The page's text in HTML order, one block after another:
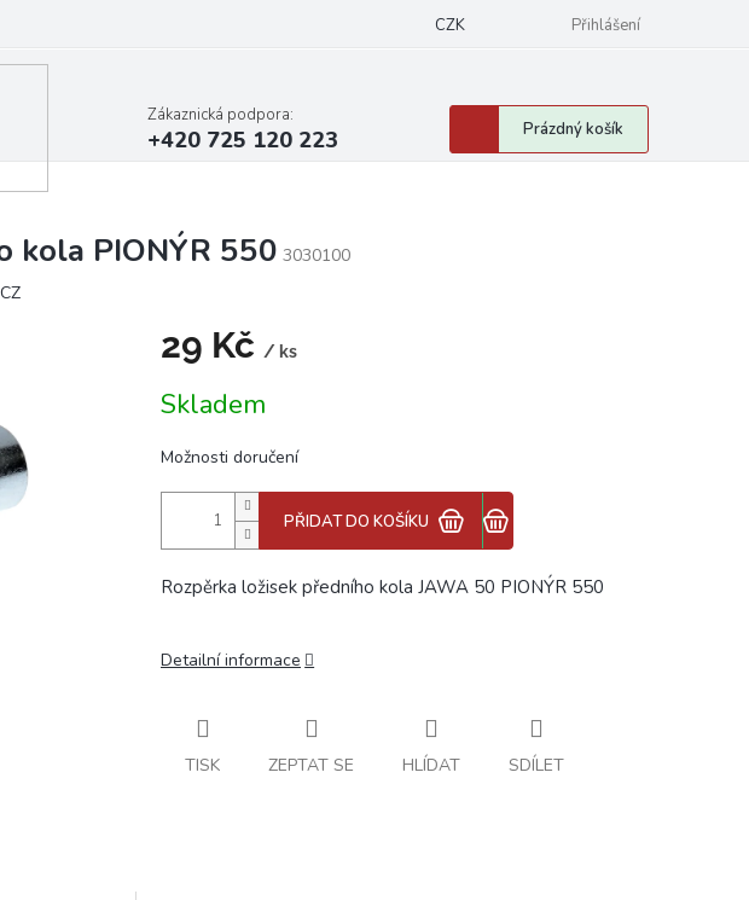
CZK Přihlášení
Zákaznická podpora:
+420 725 120 223
Nákupní
košík
Prázdný košík
kola PIONÝR 550 3030100
CZ
29 Kč / ks
cena:
Skladem
Možnosti doručení
PŘIDAT DO KOŠÍKU
Rozpěrka ložisek předního kola JAWA 50 PIONÝR 550
Detailní informace
TISK ZEPTAT SE HLÍDAT SDÍLET